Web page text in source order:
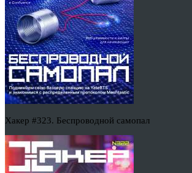
Хакер #323. Беспроводной самопал